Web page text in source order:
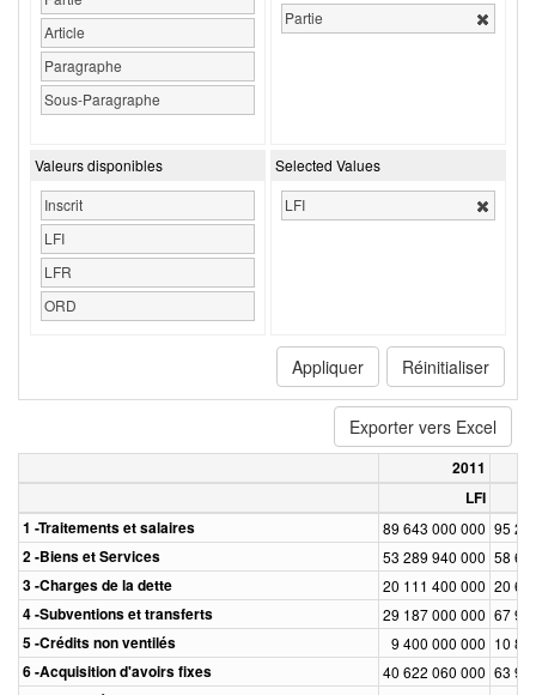
Article
Paragraphe
Sous-Paragraphe
Partie
Valeurs disponibles
Inscrit
LFI
LFR
ORD
Selected Values
LFI
Appliquer Réinitialiser
Exporter vers Excel
2011
LFI
1 -Traitements et salaires
89 643 000 000 95
2 -Biens et Services 53 289 940 000 58
3 -Charges de la dette 20 111 400 000 20
4 -Subventions et transferts 29 187 000 000 67
5 -Crédits non ventilés 9 400 000 000 10
6 -Acquisition d'avoirs fixes 40 622 060 000 63